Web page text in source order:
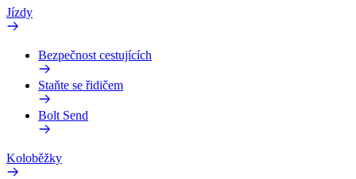
Jízdy
Bezpečnost cestujících
Staňte se řidičem
Bolt Send
Koloběžky